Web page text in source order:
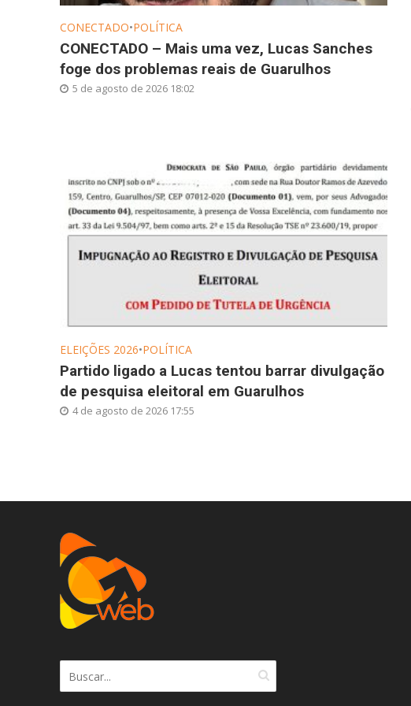
CONECTADO•POLÍTICA
CONECTADO – Mais uma vez, Lucas Sanches
foge dos problemas reais de Guarulhos
5 de agosto de 2026 18:02
ELEIÇÕES 2026•POLÍTICA
Partido ligado a Lucas tentou barrar divulgação
de pesquisa eleitoral em Guarulhos
4 de agosto de 2026 17:55